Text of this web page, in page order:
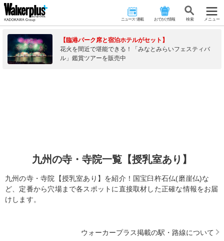
ニュース･連載 おでかけ情報 検 索 メニュー
【臨港パーク席と宿泊ホテルがセット】
花火を間近で堪能できる！「みなとみらいフェスティバ
ル」鑑賞ツアーを販売中
九州の寺・寺院一覧【授乳室あり】
九州の寺・寺院【授乳室あり】を紹介！国宝臼杵石仏(磨崖仏)な
ど、定番から穴場まで各スポットに直接取材した正確な情報をお届
けします。
ウォーカープラス掲載の駅・路線について